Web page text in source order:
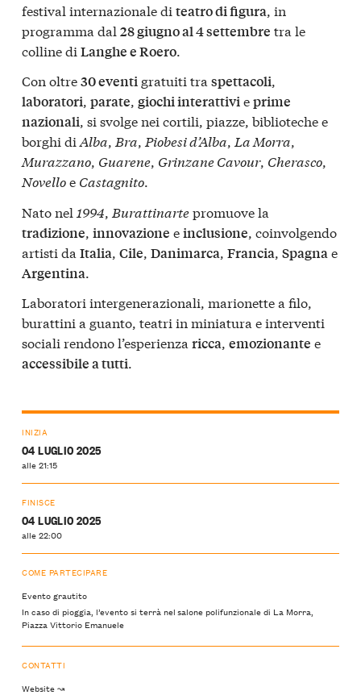
festival internazionale di teatro di figura, in
programma dal 28 giugno al 4 settembre tra le
colline di Langhe e Roero.
Con oltre30 eventi gratuiti tra spettacoli,
laboratori, parate, giochi interattivieprime
nazionali, si svolge nei cortili, piazze, biblioteche e
borghi di Alba, Bra, Piobesi d’Alba, La Morra,
Murazzano, Guarene, Grinzane Cavour, Cherasco,
Novelloe Castagnito.
Nato nel 1994, Burattinartepromuove la
tradizione, innovazione einclusione, coinvolgendo
artisti da Italia, Cile, Danimarca, Francia, Spagnae
Argentina.
Laboratori intergenerazionali, marionette a filo,
burattini a guanto, teatri in miniatura e interventi
sociali rendono l’esperienza ricca, emozionante e
accessibile a tutti.
INIZIA
04 LUGLIO 2025
alle 21:15
FINISCE
04 LUGLIO 2025
alle 22:00
COME PARTECIPARE
Evento grautito
In caso di pioggia, l’evento si terrà nel salone polifunzionale di La Morra,
Piazza Vittorio Emanuele
CONTATTI
Website ↝